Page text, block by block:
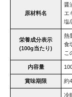
原材料名
醤
エ
塩/
栄養成分表示
(100g当たり)
熱
食
こ
内容量
賞味期限 約
冷